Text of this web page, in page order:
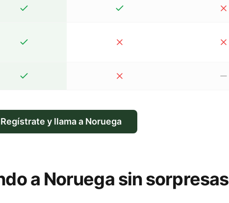
Regístrate y llama a Noruega
a Noruega sin sorpresas